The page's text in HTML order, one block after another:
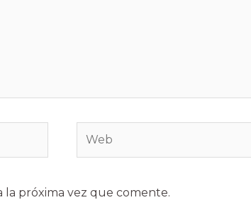
próxima vez que comente.